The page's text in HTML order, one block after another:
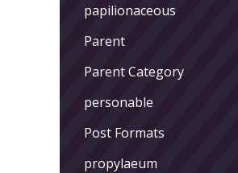
papilionaceous
Parent
Parent Category
personable
Post Formats
propylaeum